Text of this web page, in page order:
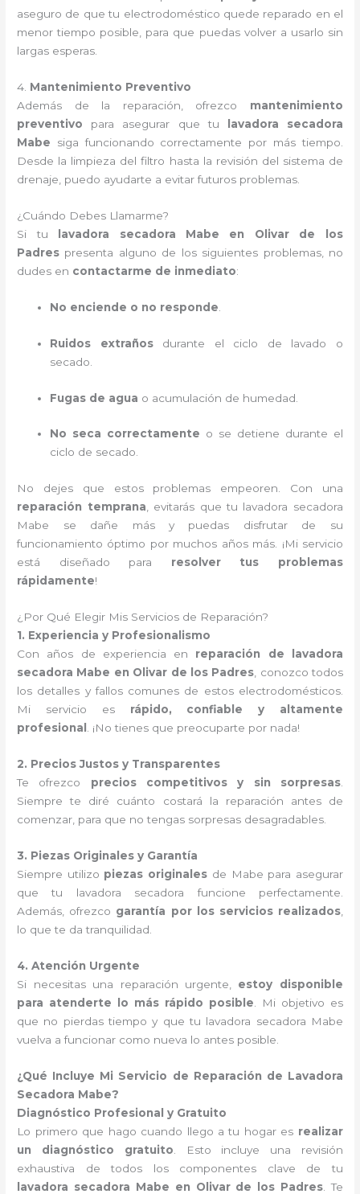
aseguro de que tu electrodoméstico quede reparado en el
menor tiempo posible, para que puedas volver a usarlo sin
largas esperas.
4. Mantenimiento Preventivo
Además de la reparación, ofrezco mantenimiento
preventivo para asegurar que tu
lavadora secadora
Mabe siga funcionando correctamente por más tiempo.
Desde la limpieza del filtro hasta la revisión del sistema de
drenaje, puedo ayudarte a evitar futuros problemas.
¿Cuándo Debes Llamarme?
Si tu
lavadora secadora Mabe en Olivar de los
Padres presenta alguno de los siguientes problemas, no
dudes en contactarme de inmediato:
No enciende o no responde
Ruidos extrañosdurante el ciclo de lavado o
secado.
Fugas de agua o acumulación de humedad.
No seca correctamente o se detiene durante el
ciclo de secado.
No dejes que estos problemas empeoren. Con una
reparación temprana, evitarás que tu lavadora secadora
Mabe se dañe más y puedas disfrutar de su
funcionamiento óptimo por muchos años más. ¡Mi servicio
está diseñado para resolver tus problemas
rápidamente!
¿Por Qué Elegir Mis Servicios de Reparación?
1. Experiencia y Profesionalismo
Con años de experiencia en reparación de lavadora
secadora Mabe en Olivar de los Padres , conozco todos
los detalles y fallos comunes de estos electrodomésticos.
Mi servicio es rápido, confiable y altamente
profesional
. ¡No tienes que preocuparte por nada!
2. Precios Justos y Transparentes
Te ofrezco precios competitivos y sin sorpresas.
Siempre te diré cuánto costará la reparación antes de
comenzar, para que no tengas sorpresas desagradables.
3. Piezas Originales y Garantía
Siempre utilizo piezas originales de Mabe para asegurar
que tu lavadora secadora funcione perfectamente.
Además, ofrezco garantía por los servicios realizados,
lo que te da tranquilidad.
4. Atención Urgente
Si necesitas una reparación urgente, estoy disponible
para atenderte lo más rápido posible . Mi objetivo es
que no pierdas tiempo y que tu lavadora secadora Mabe
vuelva a funcionar como nueva lo antes posible.
¿Qué Incluye Mi Servicio de Reparación de Lavadora
Secadora Mabe?
Diagnóstico Profesional y Gratuito
Lo primero que hago cuando llego a tu hogar es realizar
un diagnóstico gratuito . Esto incluye una revisión
exhaustiva de todos los componentes clave de tu
lavadora secadora Mabe en Olivar de los Padres . Te